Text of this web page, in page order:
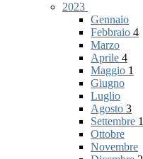
2023
Gennaio
Febbraio 4
Marzo
Aprile 4
Maggio 1
Giugno
Luglio
Agosto 3
Settembre 1
Ottobre
Novembre